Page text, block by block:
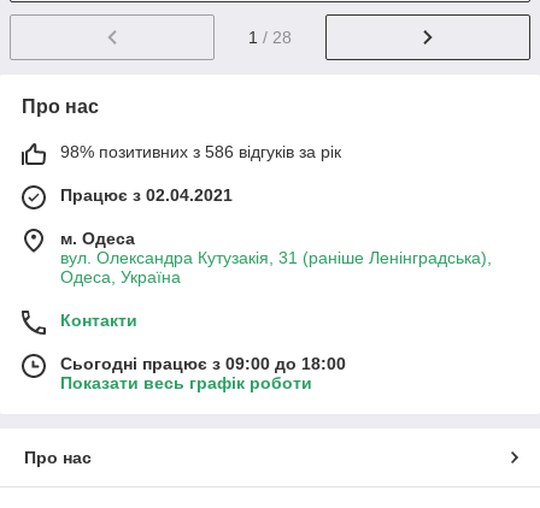
1 / 28
Про нас
98% позитивних з 586 відгуків за рік
Працює з 02.04.2021
м. Одеса
вул. Олександра Кутузакія, 31 (раніше Ленінградська),
Одеса, Україна
Контакти
Сьогодні працює з 09:00 до 18:00
Показати весь графік роботи
Про нас